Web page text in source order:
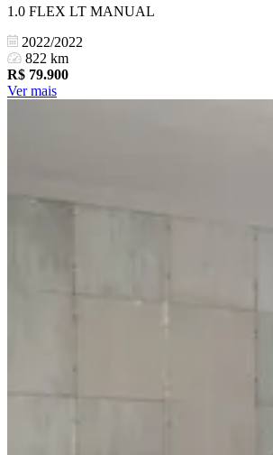
1.0 FLEX LT MANUAL
2022/2022
822 km
R$ 79.900
Ver mais